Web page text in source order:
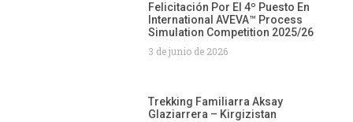
Felicitación Por El 4º Puesto En
International AVEVA™ Process
Simulation Competition 2025/26
3 de junio de 2026
Trekking Familiarra Aksay
Glaziarrera – Kirgizistan